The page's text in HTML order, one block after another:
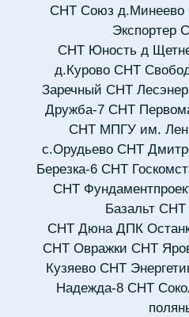
СНТ Союз д.Минеево
Экспортер
СНТ Юность д
д.Курово СНТ
Заречный СНТ
Дружба-7 СНТ
СНТ МПГУ им.
с.Орудьево СНТ
Березка-6 СНТ
СНТ
Базальт СНТ
СНТ Дюна ДПК
СНТ Овражки СНТ
Кузяево СНТ
Надежда-8 СНТ